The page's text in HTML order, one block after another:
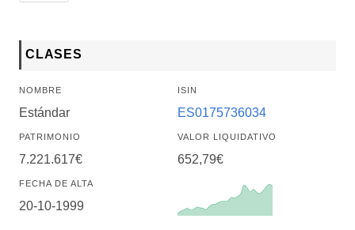
CLASES
NOMBRE
Estándar
ISIN
ES0175736034
PATRIMONIO
7.221.617€
VALOR LIQUIDATIVO
652,79€
FECHA DE ALTA
20-10-1999